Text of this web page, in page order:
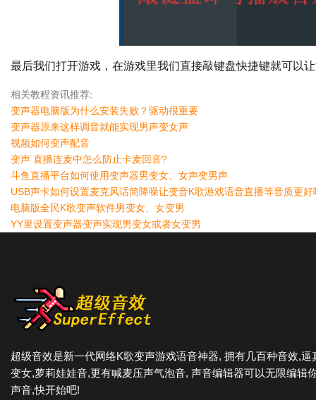
最后我们打开游戏，在游戏里我们直接敲键盘快捷键就可以
相关教程资讯推荐:
变声器电脑版为什么安装失败？驱动很重要
变声器原来这样调音就能实现男声变女声
视频如何变声配音
变声 直播连麦中怎么防止卡麦回音?
斗鱼直播平台如何使用变声器男变女、女声变男声
USB声卡如何设置麦克风话筒降噪让变音K歌游戏语音直播等音质更好
电脑版全民K歌变声软件男变女、女变男
YY里设置变声器变声实现男变女或者女变男
超级音效是新一代网络K歌变声游戏语音神器, 拥有几百种音效,逼
变女,萝莉娃娃音,更有喊麦压声气泡音, 声音编辑器可以无限编辑
声音,快开始吧!